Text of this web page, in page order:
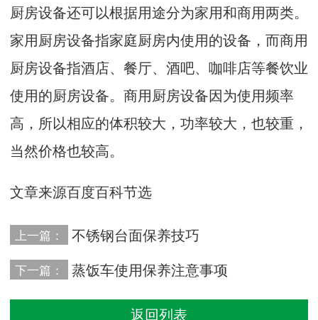
厨房设备还可以根据用途分为家用和商用两类。
家用厨房设备指家庭厨房内使用的设备，而商用
厨房设备指酒店、餐厅、酒吧、咖啡店等餐饮业
使用的厨房设备。商用厨房设备因为使用频率
高，所以相应的体积较大，功率较大，也较重，
当然价格也较高。
文章来源百度百科节选
上一篇： 不锈钢台面保养技巧
下一篇： 蒸饭车使用保养注意事项
返回列表